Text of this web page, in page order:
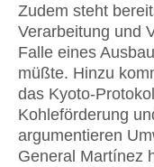
Zudem steht
Verarbeitung und
Falle eines
müßte. Hinzu
das Kyoto-
Kohleförderung
argumentieren
General Martínez